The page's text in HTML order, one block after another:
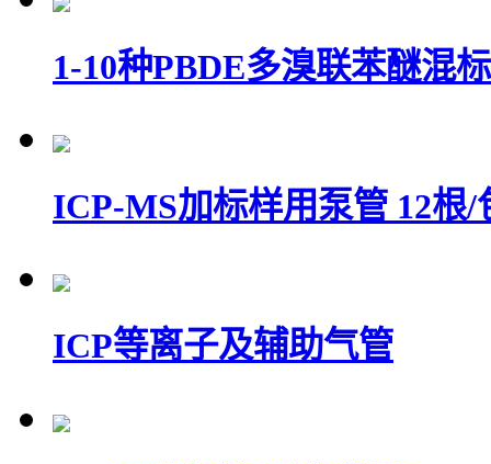
1-10种PBDE多溴联苯醚混
ICP-MS加标样用泵管 12根/
ICP等离子及辅助气管